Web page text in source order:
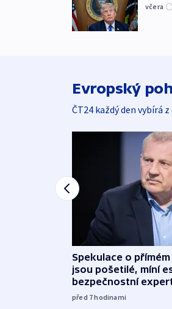
včera
Evropský
ČT24 každý den vybírá
Spekulace o
jsou pošetilé, míní
bezpečnostní
před 7hodinami